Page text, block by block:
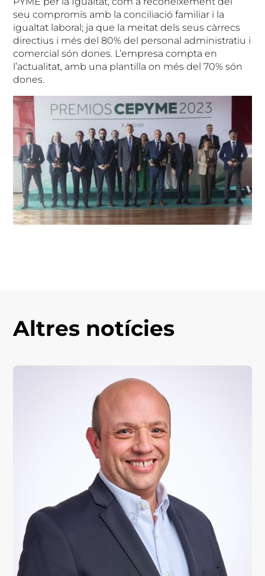
seu compromís amb la conciliació familiar i la
igualtat laboral; ja que la meitat dels seus càrrecs
directius i més del 80% del personal administratiu i
comercial són dones. L’empresa compta en
l’actualitat, amb una plantilla on més del 70% són
dones.
Altres notícies